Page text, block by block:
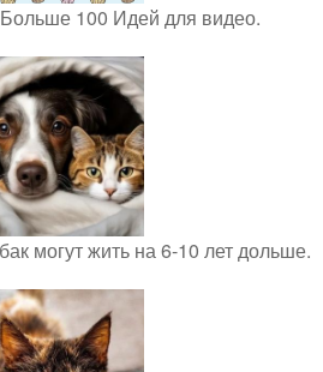
100 Идей для видео.
могут жить на 6-10 лет дольше.